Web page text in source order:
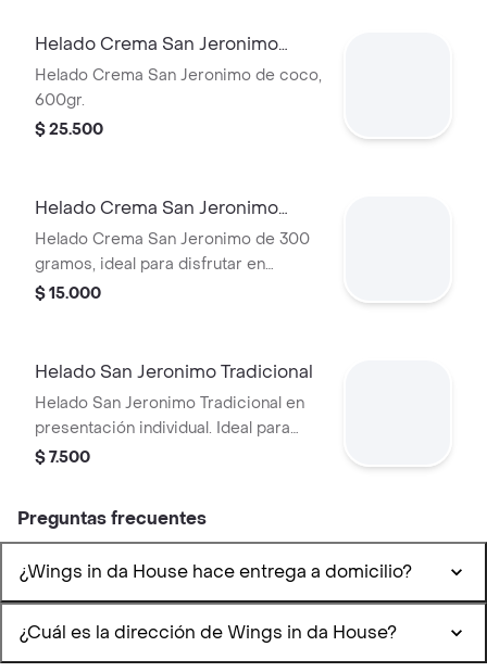
Helado Crema San Jeronimo
600gr
Helado Crema San Jeronimo de coco,
600gr.
$ 25.500
Helado Crema San Jeronimo
300gr
Helado Crema San Jeronimo de 300
gramos, ideal para disfrutar en
cualquier momento.
$ 15.000
Helado San Jeronimo Tradicional
Helado San Jeronimo Tradicional en
presentación individual. Ideal para
disfrutar en cualquier momento.
$ 7.500
Preguntas frecuentes
¿Wings in da House hace entrega a domicilio?
¿Cuál es la dirección de Wings in da House?